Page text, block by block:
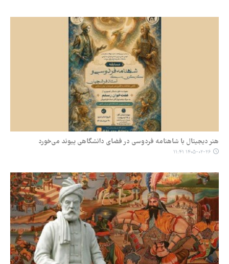
هنر دیجیتال با شاهنامه فردوسی در فضای دانشگاهی پیوند می‌خورد
۱۴۰۵-۰۲-۲۶ ۱۱:۴۱